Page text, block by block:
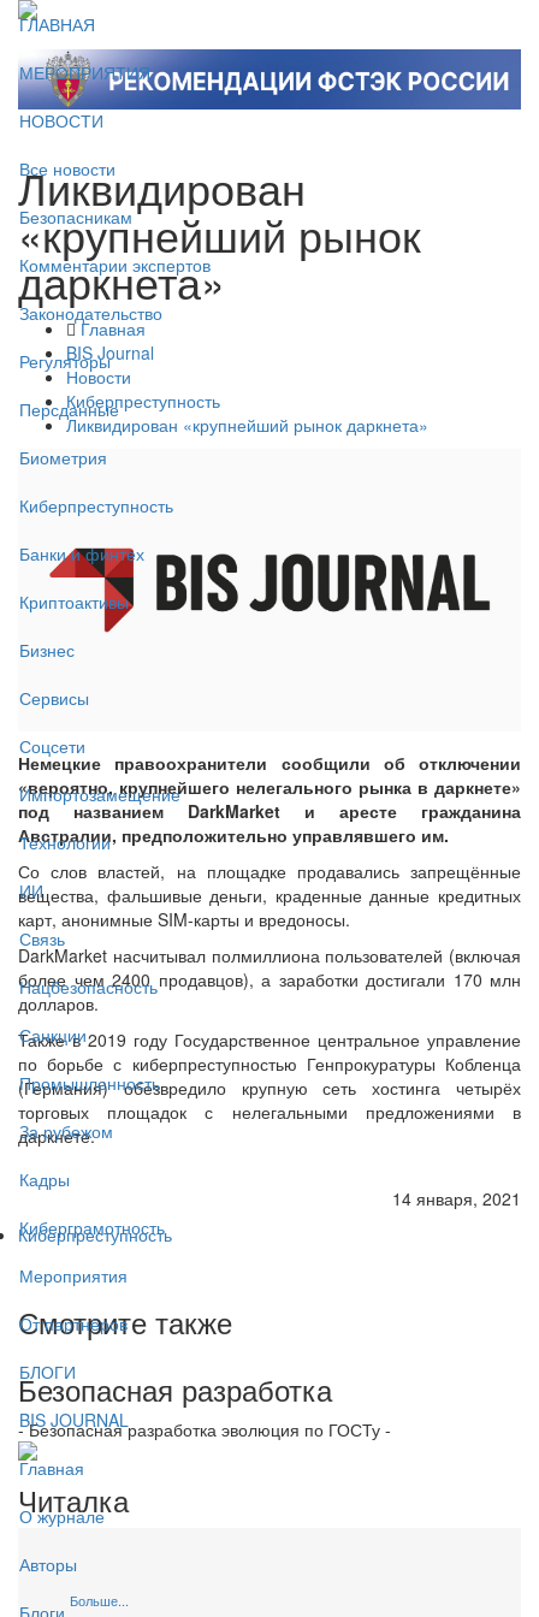
ГЛАВНАЯ
МЕРОПРИЯТИЯ
НОВОСТИ
Все новости
Безопасникам
Комментарии экспертов
Законодательство
Регуляторы
Персданные
Биометрия
Киберпреступность
Банки и финтех
Криптоактивы
Бизнес
Сервисы
Соцсети
Импортозамещение
Технологии
ИИ
Связь
Нацбезопасность
Санкции
Промышленность
За рубежом
Кадры
Киберграмотность
Мероприятия
От партнёров
БЛОГИ
BIS JOURNAL
Главная
О журнале
Авторы
Блоги
Ликвидирован
«крупнейший рынок
даркнета»
Главная
BIS Journal
Новости
Киберпреступность
Ликвидирован «крупнейший рынок даркнета»
Немецкие правоохранители сообщили об отключении
«вероятно, крупнейшего нелегального рынка в даркнете»
под названием DarkMarket и аресте гражданина
Австралии, предположительно управлявшего им.
Со слов властей, на площадке продавались запрещённые
вещества, фальшивые деньги, краденные данные кредитных
карт, анонимные SIM-карты и вредоносы.
DarkMarket насчитывал полмиллиона пользователей (включая
более чем 2400 продавцов), а заработки достигали 170 млн
долларов.
Также в 2019 году Государственное центральное управление
по борьбе с киберпреступностью Генпрокуратуры Кобленца
(Германия) обезвредило крупную сеть хостинга четырёх
торговых площадок с нелегальными предложениями в
даркнете.
14 января, 2021
Киберпреступность
Смотрите также
Безопасная разработка
- Безопасная разработка эволюция по ГОСТу -
Читалка
Больше...